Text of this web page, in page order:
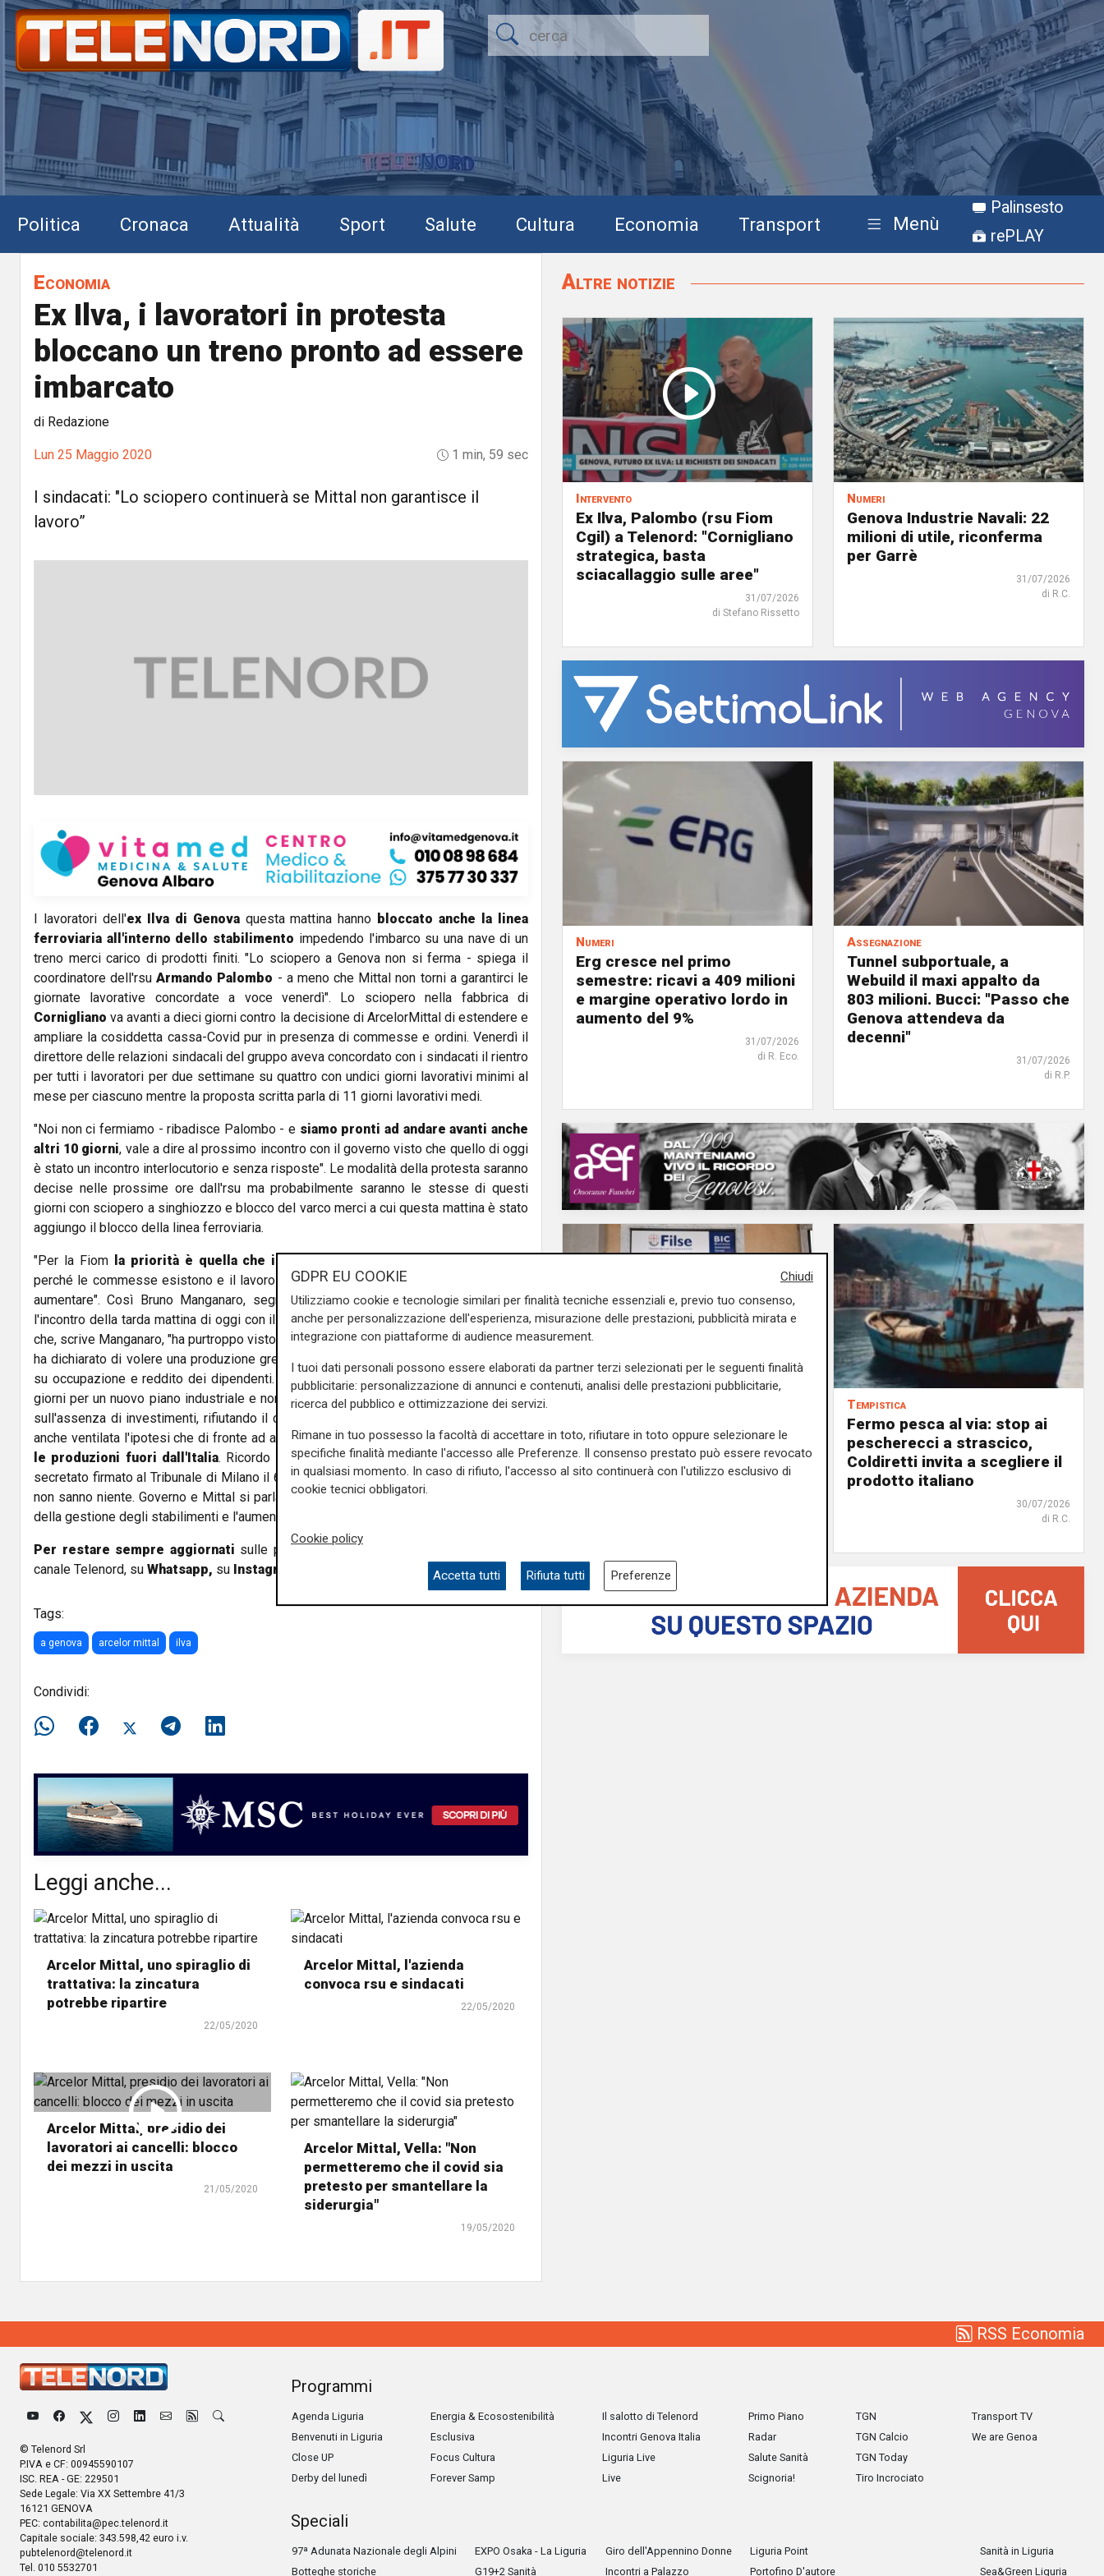
Politica Cronaca Attualità Sport Salute Cultura Economia Transport Menù
Palinsesto
rePLAY
Economia
Ex Ilva, i lavoratori in protesta
bloccano un treno pronto ad essere
imbarcato
di Redazione
Lun 25 Maggio 2020 1 min, 59 sec
I sindacati: "Lo sciopero continuerà se Mittal non garantisce il
lavoro”
I lavoratori dell'ex Ilva di Genovaquesta mattina hanno bloccato anche la linea
ferroviaria all'interno dello stabilimento impedendo l'imbarco su una nave di un
treno merci carico di prodotti finiti. "Lo sciopero a Genova non si ferma - spiega il
coordinatore dell'rsuArmando Palombo - a meno che Mittal non torni a garantirci le
giornate lavorative concordate a voce venerdì". Lo sciopero nella fabbrica di
Cornigliano va avanti a dieci giorni contro la decisione di ArcelorMittal di estendere e
ampliare la cosiddetta cassa-Covid pur in presenza di commesse e ordini. Venerdì il
direttore delle relazioni sindacali del gruppo aveva concordato con i sindacati il rientro
per tutti i lavoratori per due settimane su quattro con undici giorni lavorativi minimi al
mese per ciascuno mentre la proposta scritta parla di 11 giorni lavorativi medi.
"Noi non ci fermiamo - ribadisce Palombo - e siamo pronti ad andare avanti anche
altri 10 giorni, vale a dire al prossimo incontro con il governo visto che quello di oggi
è stato un incontro interlocutorio e senza risposte". Le modalità della protesta saranno
decise nelle prossime ore dall'rsu ma probabilmente saranno le stesse di questi
giorni con sciopero a singhiozzo e blocco del varco merci a cui questa mattina è stato
aggiungo il blocco della linea ferroviaria.
"Per la Fiomla priorità è quella che i lavoratori rientrino subito in fabbrica
perché le commesse esistono e il lavoro c'è, altrimenti la conflittualità non potrà che
aumentare". Così Bruno Manganaro, segretario della Fiom Cgil Genova commenta
l'incontro della tarda mattina di oggi con il Governo, ArcelorMittal e sindacati. Incontro
che, scrive Manganaro, "ha purtroppo visto
solo annunci provenire dal Governoche
ha dichiarato di volere una produzione green senza spiegare come e senza garanzie
su occupazione e reddito dei dipendenti. Mittal - scrive Manganaro - chiede altri 10
giorni per un nuovo piano industriale e non fa marcia indietro sull'aumento della cig e
sull'assenza di investimenti, rifiutando il confronto con il sindacato. Al tavolo è stata
anche ventilata l'ipotesi che di fronte ad altri scioperi l'Azienda potrebbe spostare
le produzioni fuori dall'Italia. Ricordo - sottolinea Manganaro che c'è un accordo
secretato firmato al Tribunale di Milano il 6 marzo scorso di cui lavoratori e sindacato
non sanno niente. Governo e Mittal si parlano e trattano, ma non fermano l'abbandono
della gestione degli stabilimenti e l'aumento ingiustificato della cassa integrazione".
Per restare sempre aggiornati sulle principali notizie sulla Liguria seguiteci sul
canale Telenord, su Whatsapp, su Instagram Facebook.
Tags:
a genova arcelor mittal ilva
Condividi:
Leggi anche...
Arcelor Mittal, uno spiraglio di
trattativa: la zincatura
potrebbe ripartire
22/05/2020
Arcelor Mittal, l'azienda
convoca rsu e sindacati
22/05/2020
Arcelor Mittal, presidio dei
lavoratori ai cancelli: blocco
dei mezzi in uscita
21/05/2020
Arcelor Mittal, Vella: "Non
permetteremo che il covid sia
pretesto per smantellare la
siderurgia"
19/05/2020
Altre notizie
Intervento
Ex Ilva, Palombo (rsu Fiom
Cgil) a Telenord: "Cornigliano
strategica, basta
sciacallaggio sulle aree"
31/07/2026
di Stefano Rissetto
Numeri
Genova Industrie Navali: 22
milioni di utile, riconferma
per Garrè
31/07/2026
di R.C.
Numeri
Erg cresce nel primo
semestre: ricavi a 409 milioni
e margine operativo lordo in
aumento del 9%
31/07/2026
di R. Eco.
Assegnazione
Tunnel subportuale, a
Webuild il maxi appalto da
803 milioni. Bucci: "Passo che
Genova attendeva da
decenni"
31/07/2026
di R.P.
crescita: gestiti 559 milioni di
euro e 132 milioni di
agevolazioni per la Liguria
Tempistica
Fermo pesca al via: stop ai
pescherecci a strascico,
Coldiretti invita a scegliere il
prodotto italiano
30/07/2026
di R.C.
RSS Economia
© Telenord Srl
P.IVA e CF: 00945590107
ISC. REA - GE: 229501
Sede Legale: Via XX Settembre 41/3
16121 GENOVA
PEC: contabilita@pec.telenord.it
Capitale sociale: 343.598,42 euro i.v.
pubtelenord@telenord.it
Tel. 010 5532701
Programmi
Agenda Liguria
Benvenuti in Liguria
Close UP
Derby del lunedì
Energia & Ecosostenibilità
Esclusiva
Focus Cultura
Forever Samp
Il salotto di Telenord
Incontri Genova Italia
Liguria Live
Live
Primo Piano
Radar
Salute Sanità
Scignoria!
TGN
TGN Calcio
TGN Today
Tiro Incrociato
Transport TV
We are Genoa
Speciali
97ª Adunata Nazionale degli Alpini
Botteghe storiche
EXPO Osaka - La Liguria
G19+2 Sanità
Giro dell'Appennino Donne
Incontri a Palazzo
Liguria Point
Portofino D'autore
Sanità in Liguria
Sea&Green Liguria
Chiudi
GDPR EU COOKIE
Utilizziamo cookie e tecnologie similari per finalità tecniche essenziali e, previo tuo consenso,
anche per personalizzazione dell'esperienza, misurazione delle prestazioni, pubblicità mirata e
integrazione con piattaforme di audience measurement.
I tuoi dati personali possono essere elaborati da partner terzi selezionati per le seguenti finalità
pubblicitarie: personalizzazione di annunci e contenuti, analisi delle prestazioni pubblicitarie,
ricerca del pubblico e ottimizzazione dei servizi.
Rimane in tuo possesso la facoltà di accettare in toto, rifiutare in toto oppure selezionare le
specifiche finalità mediante l'accesso alle Preferenze. Il consenso prestato può essere revocato
in qualsiasi momento. In caso di rifiuto, l'accesso al sito continuerà con l'utilizzo esclusivo di
cookie tecnici obbligatori.
Cookie policy
Accetta tutti Rifiuta tutti Preferenze